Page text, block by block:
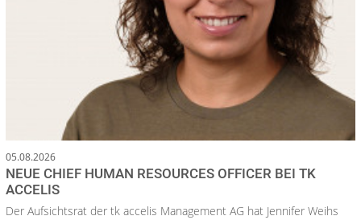
05.08.2026
NEUE CHIEF HUMAN RESOURCES OFFICER BEI TK
ACCELIS
Der Aufsichtsrat der tk accelis Management AG hat Jennifer Weihs